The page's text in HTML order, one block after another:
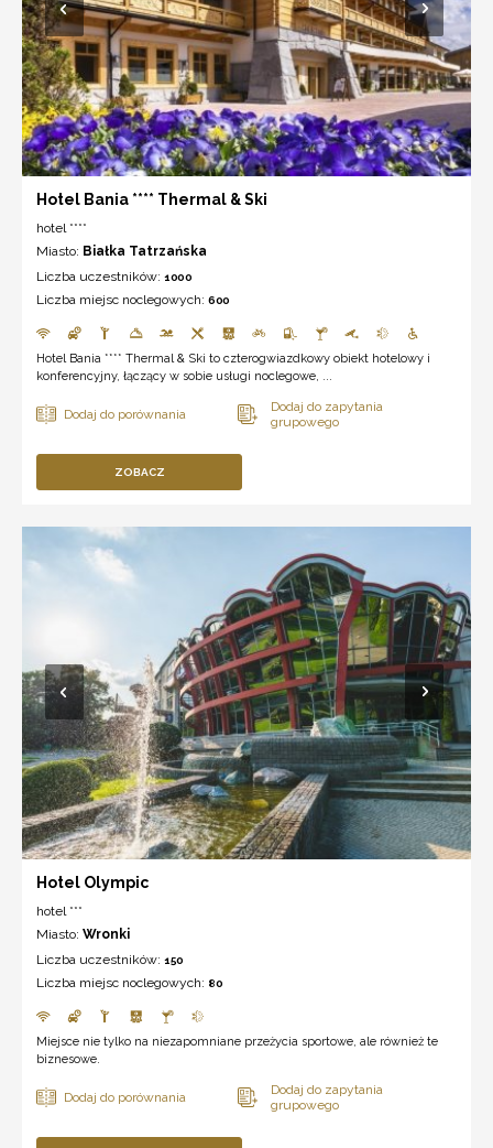
Hotel Bania **** Thermal & Ski
hotel ****
Miasto: Białka Tatrzańska
Liczba uczestników: 1000
Liczba miejsc noclegowych: 600
Hotel Bania **** Thermal & Ski to czterogwiazdkowy obiekt hotelowy i
konferencyjny, łączący w sobie usługi noclegowe, ...
ZOBACZ
Hotel Olympic
hotel ***
Miasto: Wronki
Liczba uczestników: 150
Liczba miejsc noclegowych: 80
Miejsce nie tylko na niezapomniane przeżycia sportowe, ale również te
biznesowe.